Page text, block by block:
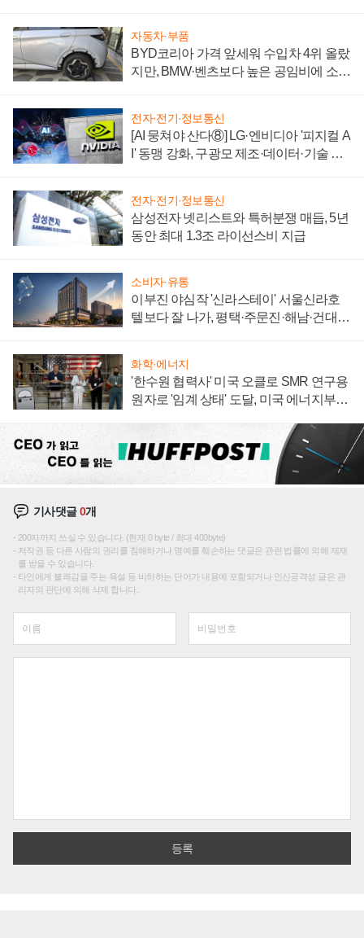
자동차·부품
BYD코리아 가격 앞세워 수입차 4위 올랐
지만, BMW·벤츠보다 높은 공임비에 소비
전자·전기·정보통신
[AI 뭉쳐야 산다⑧] LG·엔비디아 '피지컬 A
I' 동맹 강화, 구광모 제조·데이터·기술 결
전자·전기·정보통신
삼성전자 넷리스트와 특허분쟁 매듭, 5년
동안 최대 1.3조 라이선스비 지급
소비자·유통
이부진 야심작 '신라스테이' 서울신라호
텔보다 잘 나가, 평택·주문진·해남·건대로
화학·에너지
'한수원 협력사' 미국 오클로 SMR 연구용
원자로 '임계 상태' 도달, 미국 에너지부
기사댓글0개
200자까지 쓰실 수 있습니다. (현재 0 byte / 최대 400byte)
저작권 등 다른 사람의 권리를 침해하거나 명예를 훼손하는 댓글은 관련 법률에 의해 제재
를 받을 수 있습니다.
타인에게 불쾌감을 주는 욕설 등 비하하는 단어가 내용에 포함되거나 인신공격성 글은 관
리자의 판단에 의해 삭제 합니다.